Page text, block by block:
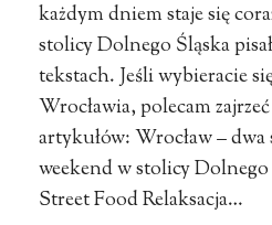
każdym dniem staje się
stolicy Dolnego Śląska
tekstach. Jeśli wybieracie
Wrocławia, polecam
artykułów: Wrocław – dwa
weekend w stolicy
Street Food Relaksacja…